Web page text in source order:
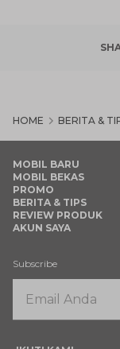
HOME BERITA &
MOBIL BARU
MOBIL BEKAS
PROMO
BERITA & TIPS
REVIEW PRODUK
AKUN SAYA
Subscribe